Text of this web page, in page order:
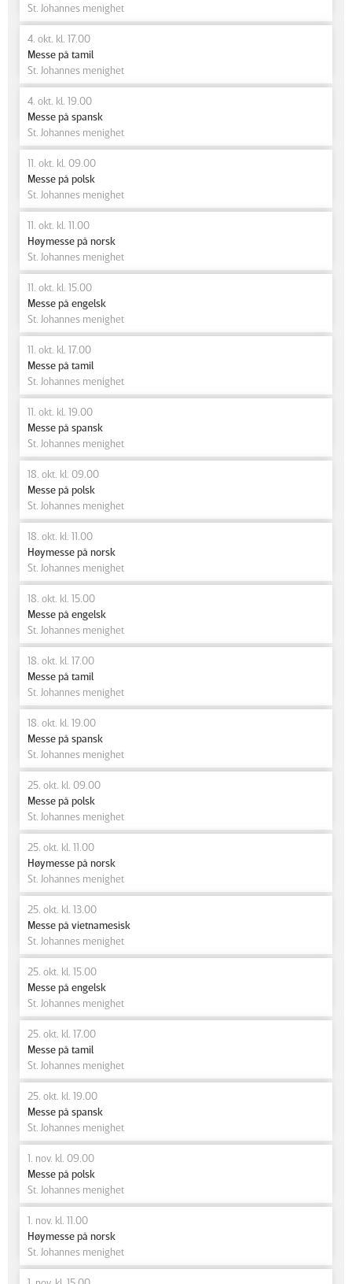
St. Johannes menighet
4. okt. kl. 17.00
Messe på tamil
St. Johannes menighet
4. okt. kl. 19.00
Messe på spansk
St. Johannes menighet
11. okt. kl. 09.00
Messe på polsk
St. Johannes menighet
11. okt. kl. 11.00
Høymesse på norsk
St. Johannes menighet
11. okt. kl. 15.00
Messe på engelsk
St. Johannes menighet
11. okt. kl. 17.00
Messe på tamil
St. Johannes menighet
11. okt. kl. 19.00
Messe på spansk
St. Johannes menighet
18. okt. kl. 09.00
Messe på polsk
St. Johannes menighet
18. okt. kl. 11.00
Høymesse på norsk
St. Johannes menighet
18. okt. kl. 15.00
Messe på engelsk
St. Johannes menighet
18. okt. kl. 17.00
Messe på tamil
St. Johannes menighet
18. okt. kl. 19.00
Messe på spansk
St. Johannes menighet
25. okt. kl. 09.00
Messe på polsk
St. Johannes menighet
25. okt. kl. 11.00
Høymesse på norsk
St. Johannes menighet
25. okt. kl. 13.00
Messe på vietnamesisk
St. Johannes menighet
25. okt. kl. 15.00
Messe på engelsk
St. Johannes menighet
25. okt. kl. 17.00
Messe på tamil
St. Johannes menighet
25. okt. kl. 19.00
Messe på spansk
St. Johannes menighet
1. nov. kl. 09.00
Messe på polsk
St. Johannes menighet
1. nov. kl. 11.00
Høymesse på norsk
St. Johannes menighet